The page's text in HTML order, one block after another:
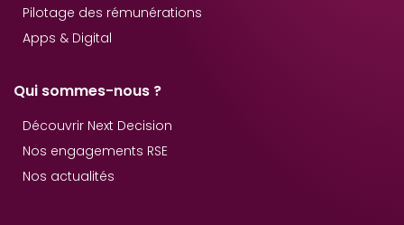
Pilotage des rémunérations
Apps & Digital
Qui sommes-nous ?
Découvrir Next Decision
Nos engagements RSE
Nos actualités